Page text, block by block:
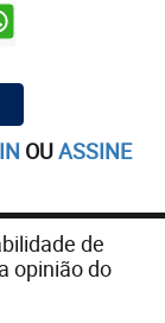
OUASSINE
de
opinião do